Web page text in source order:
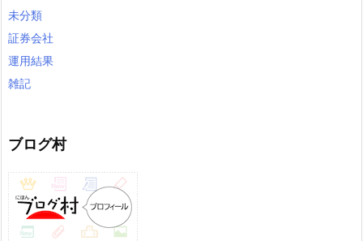
未分類
証券会社
運用結果
雑記
ブログ村